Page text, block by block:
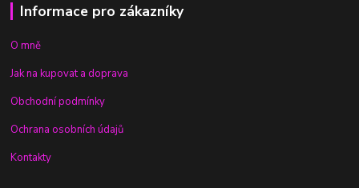
Informace pro zákazníky
O mně
Jak na kupovat a doprava
Obchodní podmínky
Ochrana osobních údajů
Kontakty